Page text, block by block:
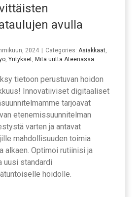
avulla
2024 Categories: Asiakkaat,
, Yritykset, Mitä uutta Ateenassa
tietoon perustuvan hoidon
Innovatiiviset digitaaliset
tarjoavat
etenemissuunnitelman
varten ja antavat
mahdollisuuden toimia
alkaen. Optimoi rutiinisi ja
uusi standardi
hoidolle.